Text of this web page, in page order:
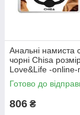
Анальні намиста
чорні Chisa
Love&Life -
Готово до
806 ₴